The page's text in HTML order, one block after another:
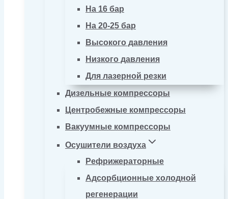
На 16 бар
На 20-25 бар
Высокого давления
Низкого давления
Для лазерной резки
Дизельные компрессоры
Центробежные компрессоры
Вакуумные компрессоры
Осушители воздуха
Рефрижераторные
Адсорбционные холодной
регенерации